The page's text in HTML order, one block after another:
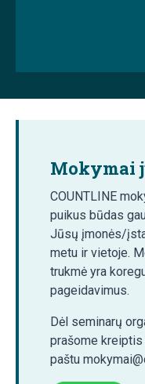
Mokymai
COUNTLINE
puikus būdas
Jūsų įmonės/
metu ir vietoje.
trukmė yra
pageidavimus.
Dėl seminarų
prašome kreiptis
paštu